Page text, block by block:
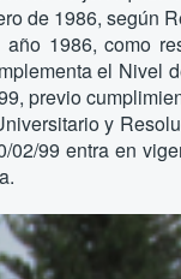
de 1986, según
1986, como
el Nivel
previo
y
02/99 entra en